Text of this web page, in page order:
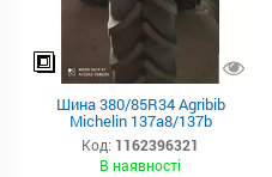
Шина 380/85R34 Agribib
Michelin 137a8/137b
Код: 1162396321
В наявності